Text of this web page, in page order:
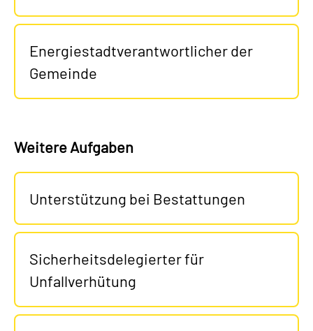
Energiestadtverantwortlicher der
Gemeinde
Weitere Aufgaben
Unterstützung bei Bestattungen
Sicherheitsdelegierter für
Unfallverhütung